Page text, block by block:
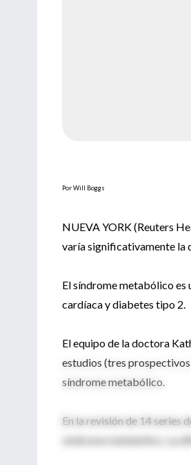
Por Will Boggs
NUEVA YORK (Reuters
varía significativamente la
El síndrome metabólico es
cardíaca y diabetes tipo 2.
El equipo de la doctora
estudios (tres
síndrome metabólico.
En la revisión de 14 series
síndrome metabólico. La